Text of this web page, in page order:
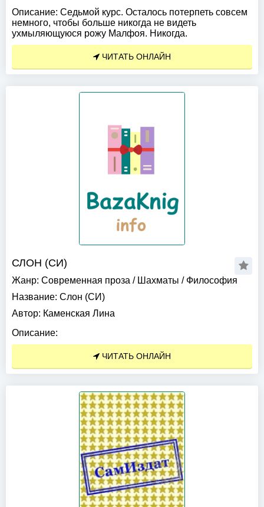
Описание: Седьмой курс. Осталось потерпеть совсем
немного, чтобы больше никогда не видеть
ухмыляющуюся рожу Малфоя. Никогда.
ЧИТАТЬ ОНЛАЙН
СЛОН (СИ)
Жанр: Современная проза / Шахматы / Философия
Название: Слон (СИ)
Автор: Каменская Лина
Описание:
ЧИТАТЬ ОНЛАЙН